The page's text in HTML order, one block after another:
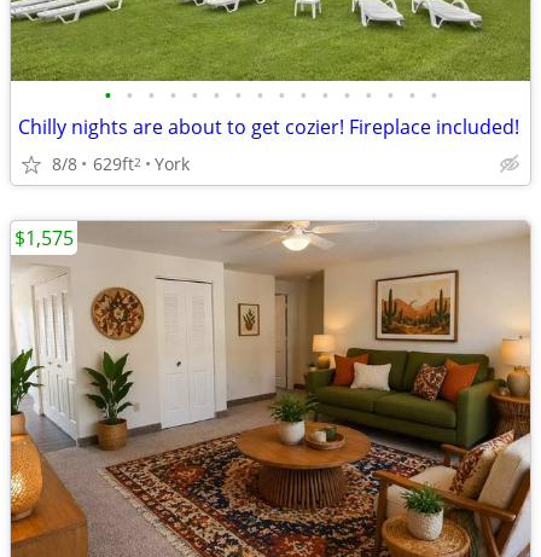
• • • • • • • • • • • • • • • •
Chilly nights are about to get cozier! Fireplace included!
8/8 629ft2 York
$1,575